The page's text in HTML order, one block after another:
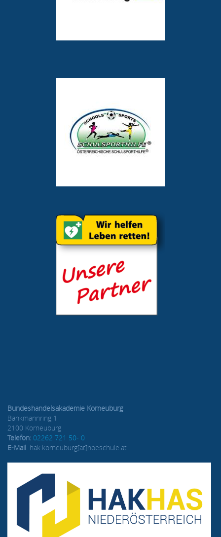
Bundeshandelsakademie Korneuburg
Bankmannring 1
2100 Korneuburg
Telefon: 02262 721 50- 0
E-Mail: hak.korneuburg[at]noeschule.at